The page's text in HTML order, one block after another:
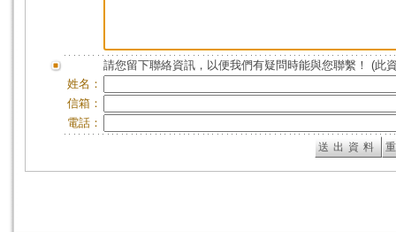
請您留下聯絡資訊，以便我們有疑問時能與您聯繫！ (此
姓名：
信箱：
電話：